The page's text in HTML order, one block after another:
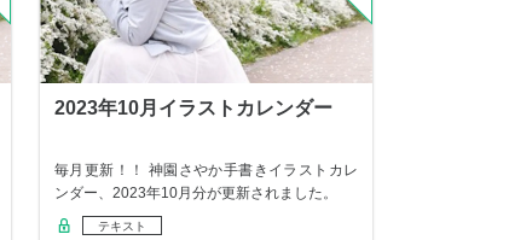
2023年10月イラストカレンダー
毎月更新！！ 神園さやか手書きイラストカレ
ンダー、2023年10月分が更新されました。
テキスト